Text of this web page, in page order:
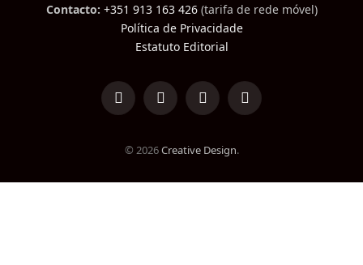
Contacto: +351 913 163 426(tarifa de rede móvel)
Política de Privacidade
Estatuto Editorial
LinkedInFacebookInstagramTikTok
© 2026Creative Design.